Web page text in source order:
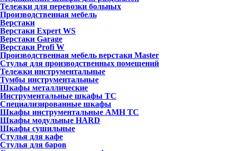
Тележки для перевозки больных
Производственная мебель
Верстаки
Верстаки Expert WS
Верстаки Garage
Верстаки Profi W
Производственная мебель верстаки Master
Стулья для производственных помещений
Тележки инструментальные
Тумбы инструментальные
Шкафы металлические
Инструментальные шкафы ТС
Специализированные шкафы
Шкафы инструментальные АМН ТС
Шкафы модульные HARD
Шкафы сушильные
Стулья для кафе
Стулья для баров